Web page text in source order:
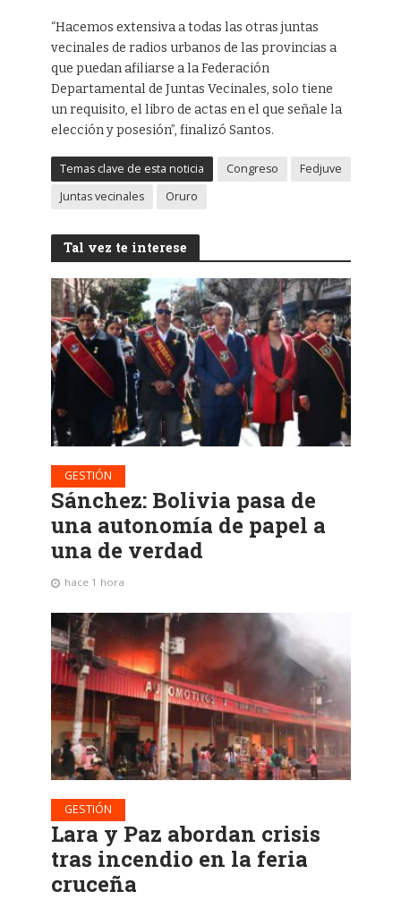
“Hacemos extensiva a todas las otras juntas
vecinales de radios urbanos de las provincias a
que puedan afiliarse a la Federación
Departamental de Juntas Vecinales, solo tiene
un requisito, el libro de actas en el que señale la
elección y posesión”, finalizó Santos.
Temas clave de esta noticia Congreso
Fedjuve
Juntas vecinales
Oruro
Tal vez te interese
GESTIÓN
Sánchez: Bolivia pasa de
una autonomía de papel a
una de verdad
hace 1 hora
GESTIÓN
Lara y Paz abordan crisis
tras incendio en la feria
cruceña